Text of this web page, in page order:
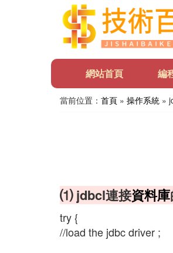
網站首頁 編
當前位置： 首頁 » 操作系統 »
⑴ jdbcl連接資料庫
try {
//load the jdbc driver ;